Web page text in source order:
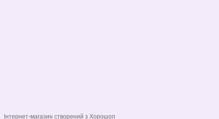
Інтернет-магазин створений з Хорошоп